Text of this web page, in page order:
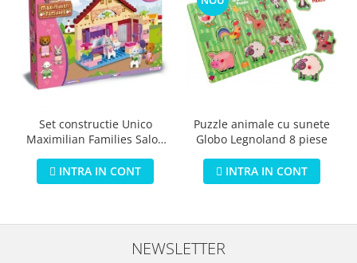
Set constructie Unico
Maximilian Families Salon
INTRA IN CONT
Puzzle animale cu sunete
Globo Legnoland 8 piese
INTRA IN CONT
NEWSLETTER